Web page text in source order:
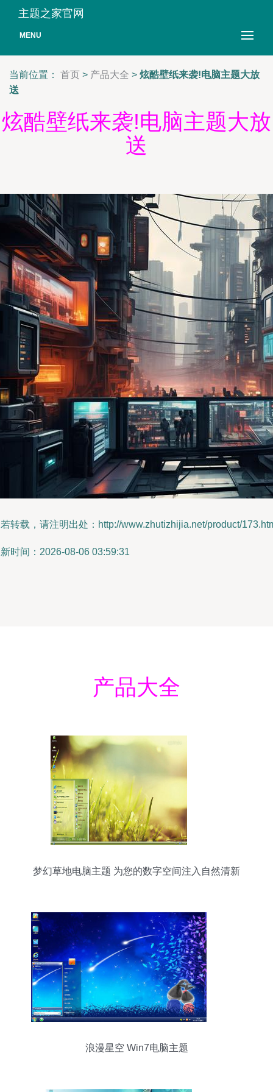
主题之家官网
MENU
当前位置： 首页 > 产品大全 > 炫酷壁纸来袭!电脑主题大放
送
炫酷壁纸来袭!电脑主题大放
送
转载，请注明出处：http://www.zhutizhijia.net/product/
时间：2026-08-06 03:59:31
产品大全
梦幻草地电脑主题 为您的数字空间注入自然清新
浪漫星空 Win7电脑主题